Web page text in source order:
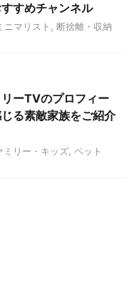
すめチャンネル
ニマリスト 断捨離・収納
ーTVのプロフィー
る素敵家族をご紹介
ミリー・キッズ ペット